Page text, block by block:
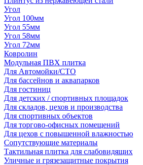
Угол
Угол 100мм
Угол 55мм
Угол 58мм
Угол 72мм
Ковролин
Модульная ПВХ плитка
Для Автомойки/СТО
Для бассейнов и аквапарков
Для гостиниц
Для детских / спортивных площадок
Для складов, цехов и производства
Для спортивных объектов
Для торгово-офисных помещений
Для цехов с повышенной влажностью
Сопутствующие материалы
Тактильная плитка для слабовидящих
Уличные и грязезащитные покрытия